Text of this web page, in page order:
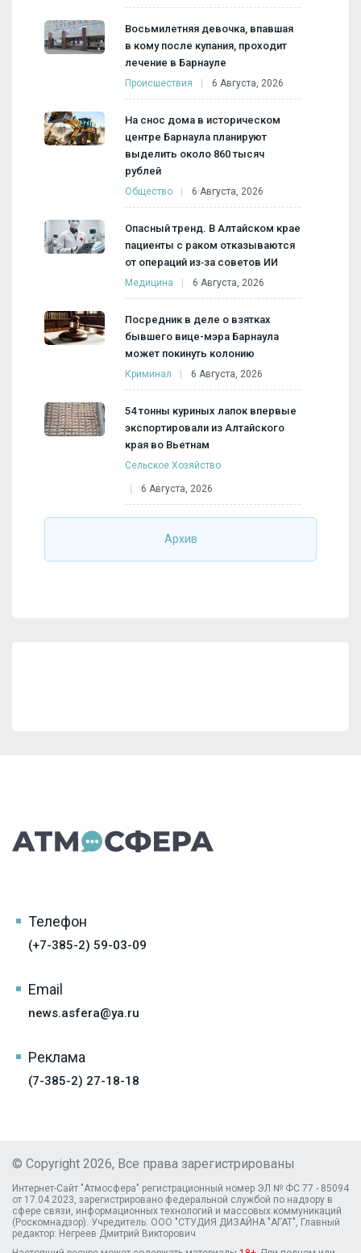
Восьмилетняя девочка, впавшая
в кому после купания, проходит
лечение в Барнауле
Происшествия 6 Августа, 2026
На снос дома в историческом
центре Барнаула планируют
выделить около 860 тысяч
рублей
Общество 6 Августа, 2026
Опасный тренд. В Алтайском крае
пациенты с раком отказываются
от операций из‑за советов ИИ
Медицина 6 Августа, 2026
Посредник в деле о взятках
бывшего вице-мэра Барнаула
может покинуть колонию
Криминал 6 Августа, 2026
54 тонны куриных лапок впервые
экспортировали из Алтайского
края во Вьетнам
Сельское Хозяйство
6 Августа, 2026
Архив
Телефон
(+7-385-2) 59-03-09
Email
news.asfera@ya.ru
Реклама
(7-385-2) 27-18-18
© Copyright 2026, Все права зарегистрированы
Интернет-Сайт "Атмосфера" регистрационный номер ЭЛ № ФС 77 - 85094
от 17.04.2023, зарегистрировано федеральной службой по надзору в
сфере связи, информационных технологий и массовых коммуникаций
(Роскомнадзор). Учредитель: ООО "СТУДИЯ ДИЗАЙНА "АГАТ", Главный
редактор: Негреев Дмитрий Викторович